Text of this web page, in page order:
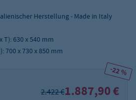
Herstellung - Made in Italy
T): 630 x 540 mm
700 x 730 x 850 mm
-22 %
2.422 €1.887,90 €